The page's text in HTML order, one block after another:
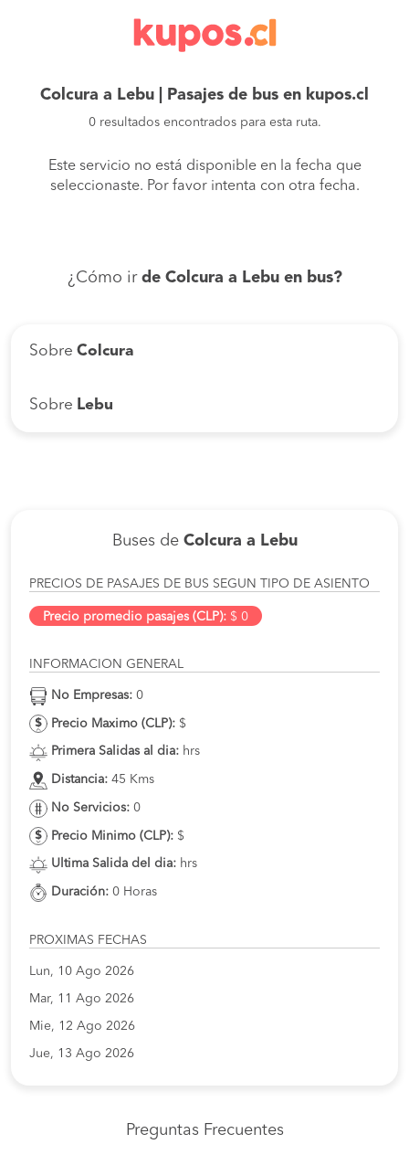
Colcura a Lebu | Pasajes de bus en kupos.cl
0 resultados encontrados para esta ruta.
Este servicio no está disponible en la fecha que
seleccionaste. Por favor intenta con otra fecha.
¿Cómo ir de Colcura a Lebu en bus?
Sobre Colcura
Sobre Lebu
Buses de Colcura a Lebu
PRECIOS DE PASAJES DE BUS SEGUN TIPO DE ASIENTO
Precio promedio pasajes (CLP): $ 0
INFORMACION GENERAL
No Empresas: 0
Precio Maximo (CLP): $
Primera Salidas al dia: hrs
Distancia: 45 Kms
No Servicios: 0
Precio Minimo (CLP): $
Ultima Salida del dia: hrs
Duración: 0 Horas
PROXIMAS FECHAS
Lun, 10 Ago 2026
Mar, 11 Ago 2026
Mie, 12 Ago 2026
Jue, 13 Ago 2026
Preguntas Frecuentes